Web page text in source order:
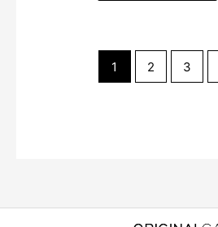
1 2 3